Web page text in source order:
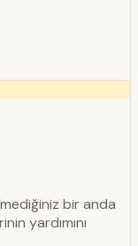
bir anda
yardımını